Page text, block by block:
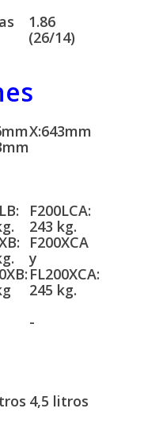
1.86
(26/14)
X:643mm
F200LCA:
243 kg.
F200XCA
y
FL200XCA:
245 kg.
-
4,5 litros